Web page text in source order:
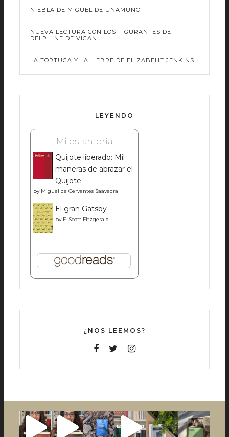
NIEBLA DE MIGUEL DE UNAMUNO
NUEVA LECTURA CON LOS FIGURANTES DE
DELPHINE DE VIGAN
LA TORTUGA Y LA LIEBRE DE ELIZABEHT JENKINS
LEYENDO
Mi estantería
Quijote liberado: Mil
maneras de abrazar el
Quijote
by Miguel de Cervantes Saavedra
El gran Gatsby
by F. Scott Fitzgerald
¿NOS LEEMOS?